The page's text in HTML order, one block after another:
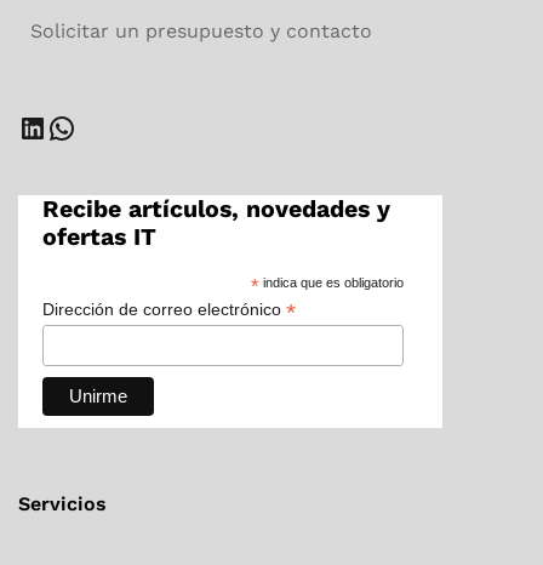
Solicitar un presupuesto y contacto
LinkedIn
WhatsApp
Recibe artículos, novedades y
ofertas IT
*indica que es obligatorio
Dirección de correo electrónico *
Servicios